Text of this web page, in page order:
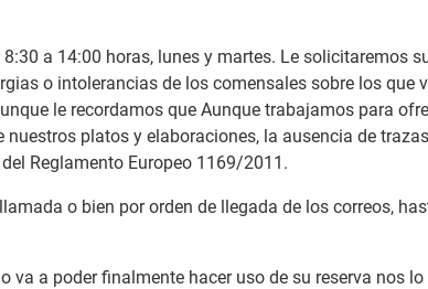
a 14:00 horas, lunes y martes. Le
o intolerancias de los comensales sobre los
le recordamos que Aunque trabajamos para
platos y elaboraciones, la ausencia de
Reglamento Europeo 1169/2011.
o bien por orden de llegada de los correos,
va a poder finalmente hacer uso de su reserva nos